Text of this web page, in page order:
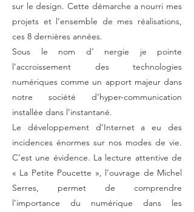
sur le design. Cette démarche a nourri mes
projets et l’ensemble de mes réalisations,
ces 8 dernières années.
Sous le nom d’ nergie je pointe
l’accroissement des technologies
numériques comme un apport majeur dans
notre société d’hyper-communication
installée dans l’instantané.
Le développement d’Internet a eu des
incidences énormes sur nos modes de vie.
C’est une évidence. La lecture attentive de
« La Petite Poucette », l’ouvrage de Michel
Serres, permet de comprendre
l’importance du numérique dans les